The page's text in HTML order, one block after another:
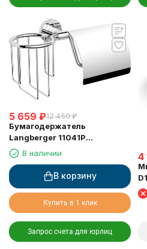
5 659 ₽12 450 ₽
Бумагодержатель
Langberger 11041P
туалетной бумаги с
крышкой и освежителем
воздуха
В наличии
В корзину
Купить в 1 клик
Запрос счета для юрлиц
4